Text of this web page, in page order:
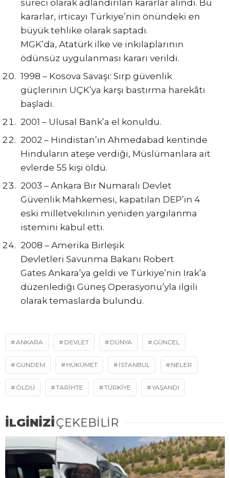
süreci olarak adlandırılan kararlar alındı. Bu
kararlar, irticayı Türkiye’nin önündeki en
büyük tehlike olarak saptadı.
MGK’da, Atatürk ilke ve inkılaplarının
ödünsüz uygulanması kararı verildi.
1998 – Kosova Savaşı: Sırp güvenlik
güçlerinin UÇK’ya karşı bastırma harekâtı
başladı.
2001 – Ulusal Bank’a el konuldu.
2002 – Hindistan’ın Ahmedabad kentinde
Hinduların ateşe verdiği, Müslümanlara ait
evlerde 55 kişi öldü.
2003 – Ankara Bir Numaralı Devlet
Güvenlik Mahkemesi, kapatılan DEP’in 4
eski milletvekilinin yeniden yargılanma
istemini kabul etti.
2008 – Amerika Birleşik
Devletleri Savunma Bakanı Robert
Gates Ankara’ya geldi ve Türkiye’nin Irak’a
düzenlediği Güneş Operasyonu’yla ilgili
olarak temaslarda bulundu.
ANKARA DEVLET DÜNYA GÜNCEL
GÜNDEM HÜKÜMET ISTANBUL NELER
ÖLDÜ TARİHTE TÜRKIYE YAŞANDI
İLGİNİZİÇEKEBİLİR